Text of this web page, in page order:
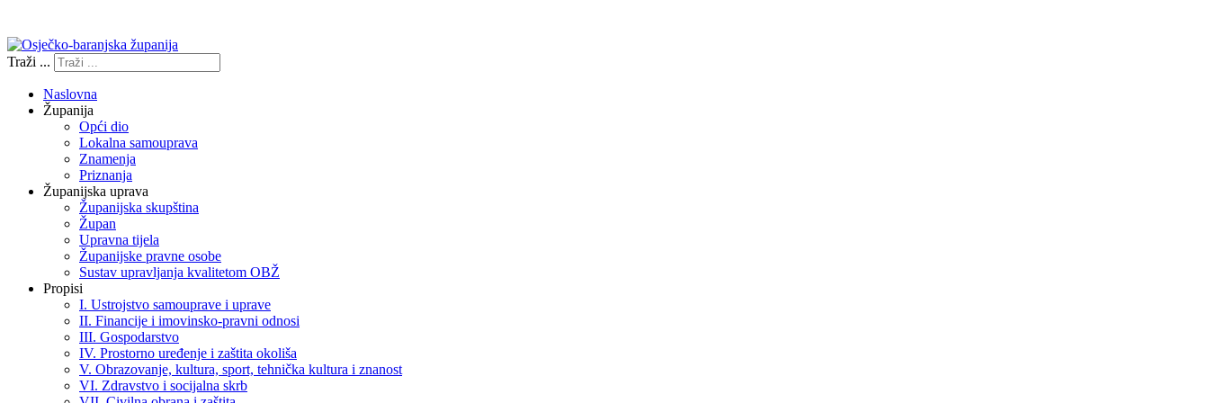
Traži ...
Naslovna
Županija
Opći dio
Lokalna samouprava
Znamenja
Priznanja
Županijska uprava
Županijska skupština
Župan
Upravna tijela
Županijske pravne osobe
Sustav upravljanja kvalitetom OBŽ
Propisi
I. Ustrojstvo samouprave i uprave
II. Financije i imovinsko-pravni odnosi
III. Gospodarstvo
IV. Prostorno uređenje i zaštita okoliša
V. Obrazovanje, kultura, sport, tehnička kultura i znanost
VI. Zdravstvo i socijalna skrb